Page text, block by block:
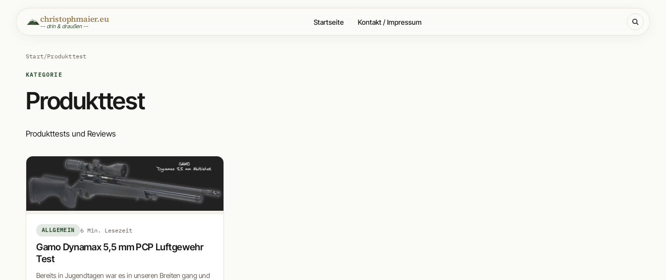
christophmaier.eu
-- drin & draußen -- Startseite Kontakt / Impressum
Start/Produkttest
KATEGORIE
Produkttest
Produkttests und Reviews
ALLGEMEIN 6 Min. Lesezeit
Gamo Dynamax 5,5 mm PCP Luftgewehr
Test
Bereits in Jugendtagen war es in unseren Breiten gang und